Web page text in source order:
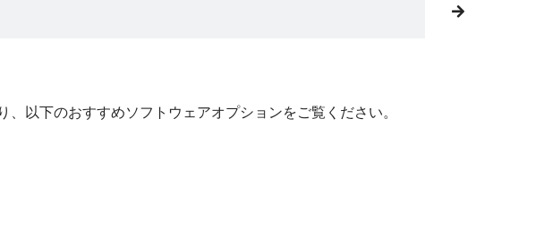
以下のおすすめソフトウェアオプションをご覧ください。